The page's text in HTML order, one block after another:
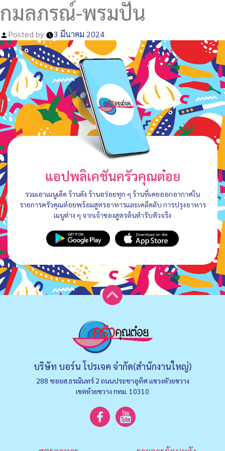
กมลภรณ์-พรมปัน
Posted by 3 มีนาคม 2024
แอปพลิเคชันครัวคุณต๋อย
รวมเอาเมนูเด็ด ร้านดัง ร้านอร่อยทุก ๆ ร้านที่เคยออกอากาศใน
รายการครัวคุณต๋อยพร้อมสูตรอาหารและเคล็ดลับ การปรุงอาหาร
เมนูต่าง ๆ จากเจ้าของสูตรต้นตำรับตัวจริง
บริษัท บอร์น โปรเจค จำกัด(สำนักงานใหญ่)
288 ซอยส.ธรณินทร์ 2 ถนนประชาอุทิศ แขวงหัวยขวาง
เขตห้วยขวาง กทม. 10310